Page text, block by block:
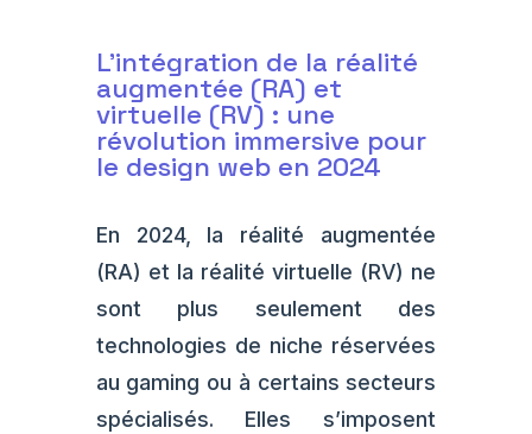
L’intégration de la réalité
augmentée (RA) et
virtuelle (RV) : une
révolution immersive pour
le design web en 2024
En 2024, la réalité augmentée
(RA) et la réalité virtuelle (RV) ne
sont plus seulement des
technologies de niche réservées
au gaming ou à certains secteurs
spécialisés. Elles s’imposent